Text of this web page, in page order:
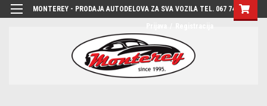
MONTEREY - PRODAJA AUTODELOVA ZA SVA VOZILA TEL. 067 7444-780